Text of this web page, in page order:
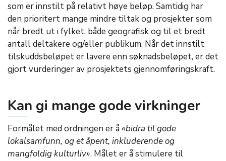
som er innstilt på relativt høye beløp. Samtidig har
den prioritert mange mindre tiltak og prosjekter som
når bredt ut i fylket, både geografisk og til et bredt
antall deltakere og/eller publikum. Når det innstilt
tilskuddsbeløpet er lavere enn søknadsbeløpet, er det
gjort vurderinger av prosjektets gjennomføringskraft.
Kan gi mange gode virkninger
Formålet med ordningen er å «bidra til gode
lokalsamfunn, og et åpent, inkluderende og
mangfoldig kulturliv». Målet er å stimulere til